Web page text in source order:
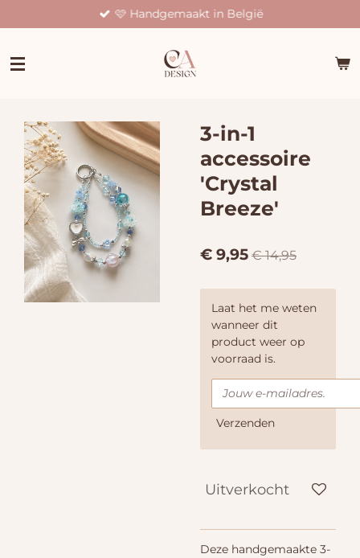
direct
de
🩷 Handgemaakt in België
3-in-1
accessoire
'Crystal
Breeze'
€ 9,95 € 14,95
Laat het me weten
wanneer dit
product weer op
voorraad is.
Verzenden
Uitverkocht
Deze handgemaakte 3-